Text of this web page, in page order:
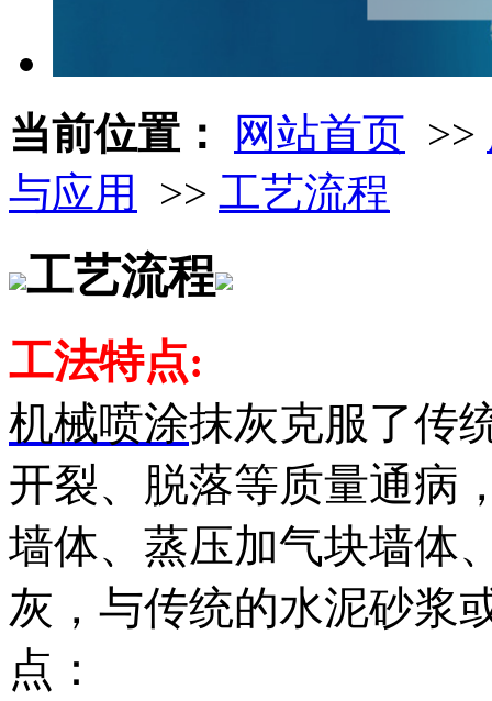
当前位置： 网站首页 >>
与应用
>> 工艺流程
工艺流程
工法特点:
机械喷涂抹灰克服了传
开裂、脱落等质量通病
墙体、蒸压加气块墙体
灰，与传统的水泥砂浆
点：